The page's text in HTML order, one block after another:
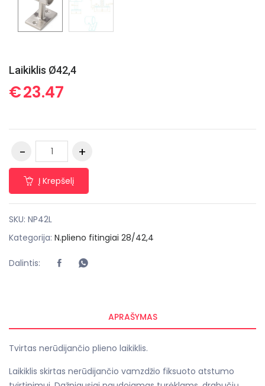
Laikiklis Ø42,4
€23.47
Į Krepšelį
SKU: NP42L
Kategorija: N.plieno fitingiai 28/42,4
Dalintis:
APRAŠYMAS
Tvirtas nerūdijančio plieno laikiklis.
Laikiklis skirtas nerūdijančio vamzdžio fiksuoto atstumo